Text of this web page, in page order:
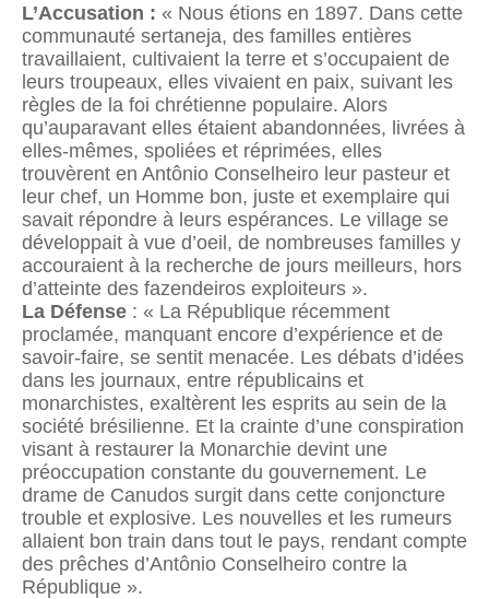
L’Accusation : « Nous étions en 1897. Dans cette
communauté sertaneja, des familles entières
travaillaient, cultivaient la terre et s’occupaient de
leurs troupeaux, elles vivaient en paix, suivant les
règles de la foi chrétienne populaire. Alors
qu’auparavant elles étaient abandonnées, livrées à
elles-mêmes, spoliées et réprimées, elles
trouvèrent en Antônio Conselheiro leur pasteur et
leur chef, un Homme bon, juste et exemplaire qui
savait répondre à leurs espérances. Le village se
développait à vue d’oeil, de nombreuses familles y
accouraient à la recherche de jours meilleurs, hors
d’atteinte des fazendeiros exploiteurs ».
La Défense : « La République récemment
proclamée, manquant encore d’expérience et de
savoir-faire, se sentit menacée. Les débats d’idées
dans les journaux, entre républicains et
monarchistes, exaltèrent les esprits au sein de la
société brésilienne. Et la crainte d’une conspiration
visant à restaurer la Monarchie devint une
préoccupation constante du gouvernement. Le
drame de Canudos surgit dans cette conjoncture
trouble et explosive. Les nouvelles et les rumeurs
allaient bon train dans tout le pays, rendant compte
des prêches d’Antônio Conselheiro contre la
République ».